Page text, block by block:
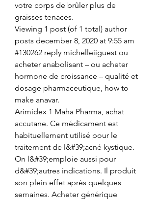
votre corps de brûler plus de
graisses tenaces.
Viewing 1 post (of 1 total) author
posts december 8, 2020 at 9:55 am
#130262 reply michelleiiguest ou
acheter anabolisant – ou acheter
hormone de croissance – qualité et
dosage pharmaceutique, how to
make anavar.
Arimidex 1 Maha Pharma, achat
accutane. Ce médicament est
habituellement utilisé pour le
traitement de l&#39;acné kystique.
On l&#39;emploie aussi pour
d&#39;autres indications. Il produit
son plein effet après quelques
semaines. Acheter générique